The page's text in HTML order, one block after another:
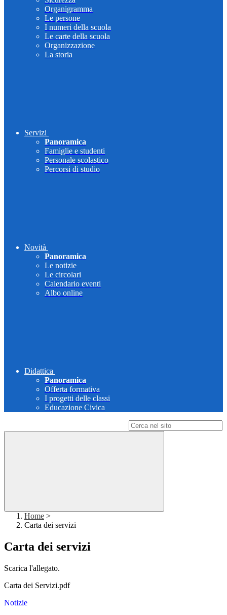
Organigramma
Le persone
I numeri della scuola
Le carte della scuola
Organizzazione
La storia
Servizi
Panoramica
Famiglie e studenti
Personale scolastico
Percorsi di studio
Novità
Panoramica
Le notizie
Le circolari
Calendario eventi
Albo online
Didattica
Panoramica
Offerta formativa
I progetti delle classi
Educazione Civica
Home >
Carta dei servizi
Carta dei servizi
Scarica l'allegato.
Carta dei Servizi.pdf
Notizie